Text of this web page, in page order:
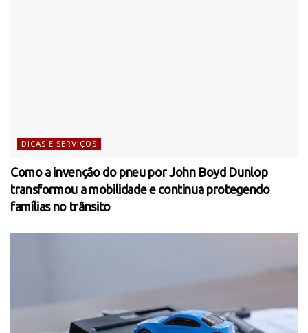
DICAS E SERVIÇOS
Como a invenção do pneu por John Boyd Dunlop
transformou a mobilidade e continua protegendo
famílias no trânsito